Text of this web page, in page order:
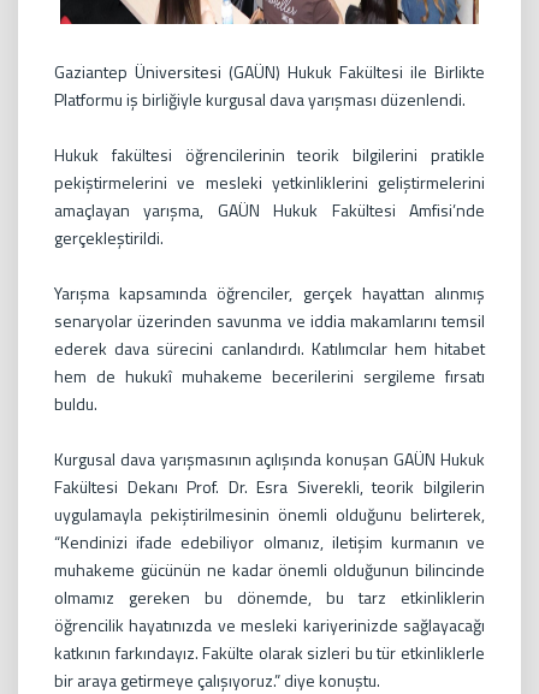
Gaziantep Üniversitesi (GAÜN) Hukuk Fakültesi ile Birlikte
Platformu iş birliğiyle kurgusal dava yarışması düzenlendi.
Hukuk fakültesi öğrencilerinin teorik bilgilerini pratikle
pekiştirmelerini ve mesleki yetkinliklerini geliştirmelerini
amaçlayan yarışma, GAÜN Hukuk Fakültesi Amfisi’nde
gerçekleştirildi.
Yarışma kapsamında öğrenciler, gerçek hayattan alınmış
senaryolar üzerinden savunma ve iddia makamlarını temsil
ederek dava sürecini canlandırdı. Katılımcılar hem hitabet
hem de hukukî muhakeme becerilerini sergileme fırsatı
buldu.
Kurgusal dava yarışmasının açılışında konuşan GAÜN Hukuk
Fakültesi Dekanı Prof. Dr. Esra Siverekli, teorik bilgilerin
uygulamayla pekiştirilmesinin önemli olduğunu belirterek,
“Kendinizi ifade edebiliyor olmanız, iletişim kurmanın ve
muhakeme gücünün ne kadar önemli olduğunun bilincinde
olmamız gereken bu dönemde, bu tarz etkinliklerin
öğrencilik hayatınızda ve mesleki kariyerinizde sağlayacağı
katkının farkındayız. Fakülte olarak sizleri bu tür etkinliklerle
bir araya getirmeye çalışıyoruz.” diye konuştu.